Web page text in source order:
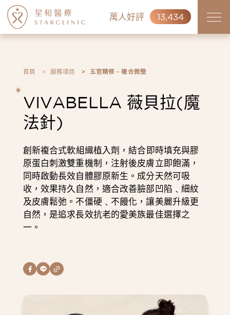
萬人好評 13,434
首頁 服務項目 五官精修 - 複合微整
VIVABELLA 薇貝拉(魔
法針)
創新複合式軟組織植入劑，結合即時填充與膠
原蛋白刺激雙重機制，注射後皮膚立即飽滿，
同時啟動長效自體膠原新生。成分天然可吸
收，效果持久自然，適合改善臉部凹陷﹑細紋
及皮膚鬆弛。不僵硬﹑不饅化，讓美麗升級更
自然，是追求長效抗老的愛美族最佳選擇之
一。